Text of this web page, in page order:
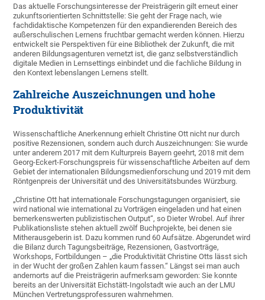
Das aktuelle Forschungsinteresse der Preisträgerin gilt erneut einer
zukunftsorientierten Schnittstelle: Sie geht der Frage nach, wie
fachdidaktische Kompetenzen für den expandierenden Bereich des
außerschulischen Lernens fruchtbar gemacht werden können. Hierzu
entwickelt sie Perspektiven für eine Bibliothek der Zukunft, die mit
anderen Bildungsagenturen vernetzt ist, die ganz selbstverständlich
digitale Medien in Lernsettings einbindet und die fachliche Bildung in
den Kontext lebenslangen Lernens stellt.
Zahlreiche Auszeichnungen und hohe
Produktivität
Wissenschaftliche Anerkennung erhielt Christine Ott nicht nur durch
positive Rezensionen, sondern auch durch Auszeichnungen: Sie wurde
unter anderem 2017 mit dem Kulturpreis Bayern geehrt, 2018 mit dem
Georg-Eckert-Forschungspreis für wissenschaftliche Arbeiten auf dem
Gebiet der internationalen Bildungsmedienforschung und 2019 mit dem
Röntgenpreis der Universität und des Universitätsbundes Würzburg.
„Christine Ott hat internationale Forschungstagungen organisiert, sie
wird national wie international zu Vorträgen eingeladen und hat einen
bemerkenswerten publizistischen Output“, so Dieter Wrobel. Auf ihrer
Publikationsliste stehen aktuell zwölf Buchprojekte, bei denen sie
Mitherausgeberin ist. Dazu kommen rund 60 Aufsätze. Abgerundet wird
die Bilanz durch Tagungsbeiträge, Rezensionen, Gastvorträge,
Workshops, Fortbildungen – „die Produktivität Christine Otts lässt sich
in der Wucht der großen Zahlen kaum fassen.“ Längst sei man auch
andernorts auf die Preisträgerin aufmerksam geworden: Sie konnte
bereits an der Universität Eichstätt-Ingolstadt wie auch an der LMU
München Vertretungsprofessuren wahrnehmen.